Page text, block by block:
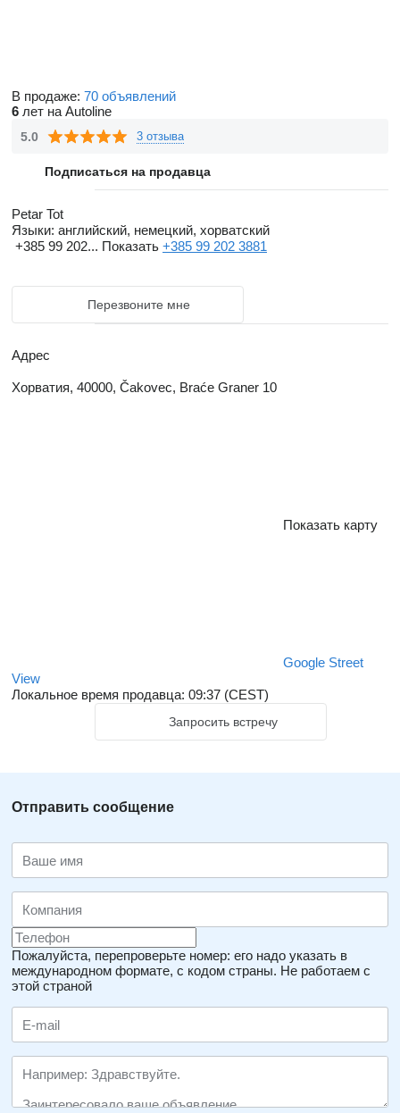
В продаже: 70 объявлений
6 лет на Autoline
5.0 3 отзыва
Подписаться на продавца
Petar Tot
Языки: английский, немецкий, хорватский
+385 99 202... Показать +385 99 202 3881
Перезвоните мне
Адрес
Хорватия, 40000, Čakovec, Braće Graner 10
Показать карту
Google Street
View
Локальное время продавца: 09:37 (CEST)
Запросить встречу
Отправить сообщение
Пожалуйста, перепроверьте номер: его надо указать в
международном формате, с кодом страны. Не работаем с
этой страной